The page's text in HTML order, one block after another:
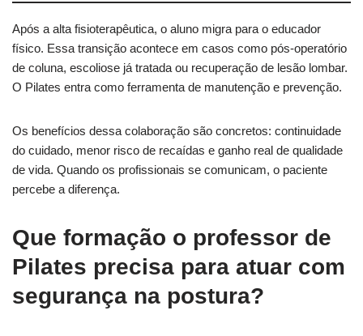
Após a alta fisioterapêutica, o aluno migra para o educador
físico. Essa transição acontece em casos como pós-operatório
de coluna, escoliose já tratada ou recuperação de lesão lombar.
O Pilates entra como ferramenta de manutenção e prevenção.
Os benefícios dessa colaboração são concretos: continuidade
do cuidado, menor risco de recaídas e ganho real de qualidade
de vida. Quando os profissionais se comunicam, o paciente
percebe a diferença.
Que formação o professor de
Pilates precisa para atuar com
segurança na postura?